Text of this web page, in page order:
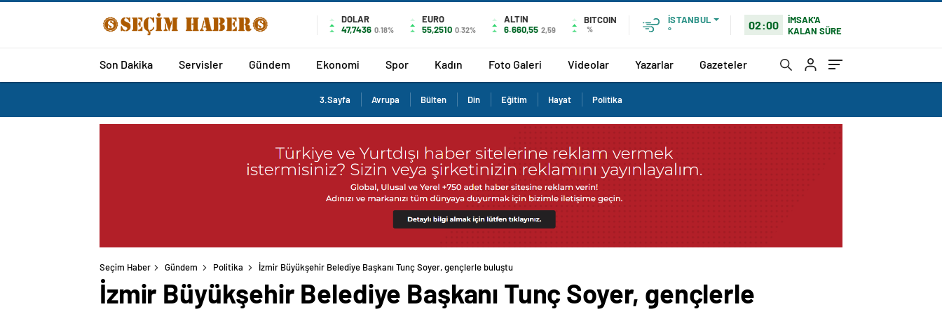
DOLAR
47,7436 0.18%
EURO
55,2510 0.32%
ALTIN
6.660,55 2,59
BITCOIN
%
İSTANBUL
°
02:00
İMSAK'A
KALAN SÜRE
Son Dakika Servisler Gündem Ekonomi Spor Kadın Foto Galeri Videolar Yazarlar Gazeteler
3.Sayfa Avrupa Bülten Din Eğitim Hayat Politika
Seçim Haber Gündem Politika İzmir Büyükşehir Belediye Başkanı Tunç Soyer, gençlerle buluştu
İzmir Büyükşehir Belediye Başkanı Tunç Soyer, gençlerle